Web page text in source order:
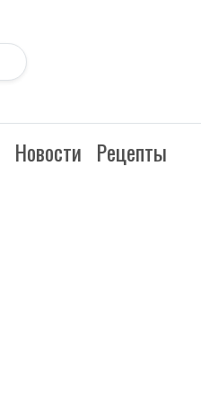
Новости Рецепты